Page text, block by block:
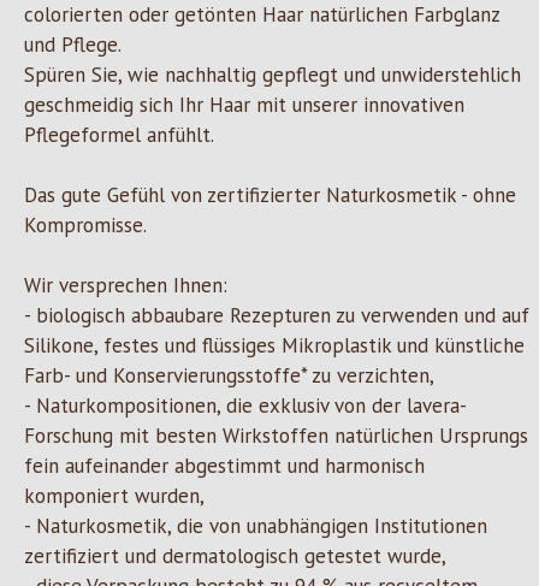
colorierten oder getönten Haar natürlichen Farbglanz
und Pflege.
Spüren Sie, wie nachhaltig gepflegt und unwiderstehlich
geschmeidig sich Ihr Haar mit unserer innovativen
Pflegeformel anfühlt.
Das gute Gefühl von zertifizierter Naturkosmetik - ohne
Kompromisse.
Wir versprechen Ihnen:
- biologisch abbaubare Rezepturen zu verwenden und auf
Silikone, festes und flüssiges Mikroplastik und künstliche
Farb- und Konservierungsstoffe* zu verzichten,
- Naturkompositionen, die exklusiv von der lavera-
Forschung mit besten Wirkstoffen natürlichen Ursprungs
fein aufeinander abgestimmt und harmonisch
komponiert wurden,
- Naturkosmetik, die von unabhängigen Institutionen
zertifiziert und dermatologisch getestet wurde,